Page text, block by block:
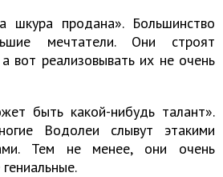
продана». Большинство
мечтатели. Они строят
вот реализовывать их не очень
быть какой-нибудь талант».
Водолеи слывут этакими
Тем не менее, они очень